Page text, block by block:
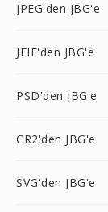
JPEG'den JBG'e
JFIF'den JBG'e
PSD'den JBG'e
CR2'den JBG'e
SVG'den JBG'e